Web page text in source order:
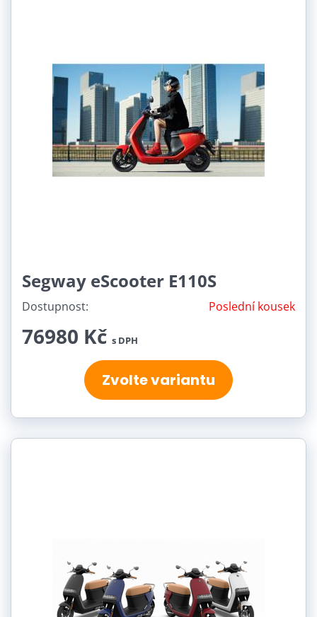
Segway eScooter E110S
Dostupnost: Poslední kousek
76980 Kč s DPH
Zvolte variantu